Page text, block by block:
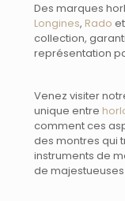
Des marques
Longines, Rado
collection,
représentation
Venez visiter
unique entre
comment ces
des montres qui
instruments de
de